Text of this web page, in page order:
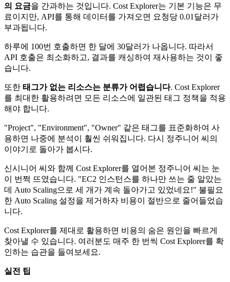
의 요금을 간과하는 것입니다. Cost Explorer는 기본 기능은 무
료이지만, API를 통해 데이터를 가져오면 요청당 0.01달러가
부과됩니다.
하루에 100번 호출하면 한 달에 30달러가 나옵니다. 따라서
API 호출은 최소화하고, 결과를 캐싱하여 재사용하는 것이 좋
습니다.
또한 태그가 없는 리소스는 분류가 어렵습니다. Cost Explorer
를 최대한 활용하려면 모든 리소스에 일관된 태그 정책을 적용
해야 합니다.
"Project", "Environment", "Owner" 같은 태그를 표준화하여 사
용하면 나중에 분석이 훨씬 쉬워집니다. 다시 정주니어 씨의
이야기로 돌아가 봅시다.
신시니어 씨와 함께 Cost Explorer를 열어본 정주니어 씨는 눈
이 번쩍 뜨였습니다. "EC2 인스턴스를 하나만 쓰는 줄 알았는
데 Auto Scaling으로 세 개가 계속 돌아가고 있었네요!" 불필요
한 Auto Scaling 설정을 제거하자 비용이 절반으로 줄어들었습
니다.
Cost Explorer를 제대로 활용하면 비용의 숨은 원인을 빠르게
찾아낼 수 있습니다. 여러분도 매주 한 번씩 Cost Explorer를 확
인하는 습관을 들여보세요.
실전 팁